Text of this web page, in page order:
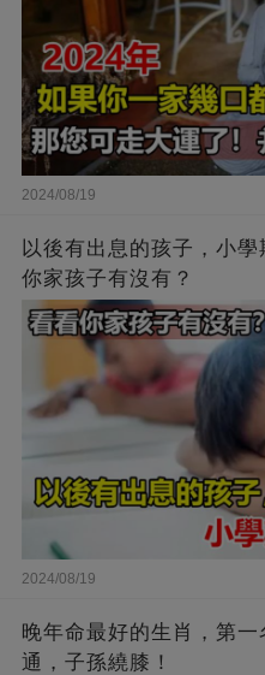
2024/08/19
以後有出息的孩子，小
你家孩子有沒有？
2024/08/19
晚年命最好的生肖，第
通，子孫繞膝！